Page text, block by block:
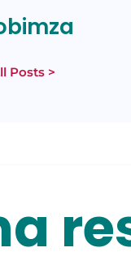
Posts >